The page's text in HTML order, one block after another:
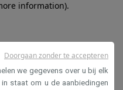
information).
we gegevens over u bij elk
staat om u de aanbiedingen
Doorgaan zonder te accepteren